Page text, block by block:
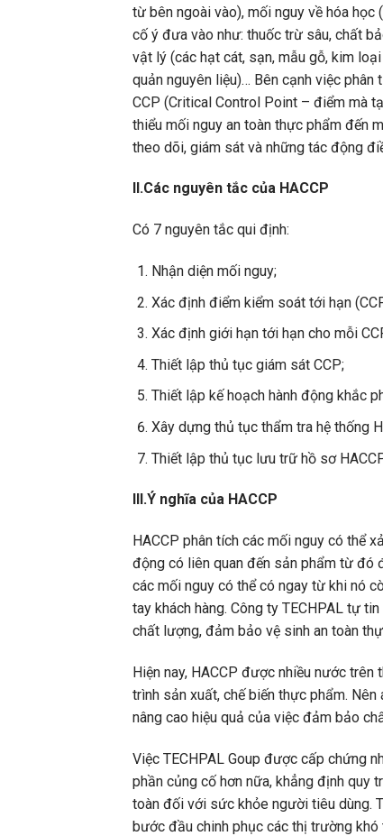
từ bên ngoài vào), mối nguy về hóa
cố ý đưa vào như: thuốc trừ sâu, chất
vật lý (các hạt cát, sạn, mẫu gỗ, kim
quản nguyên liệu)… Bên cạnh việc
CCP (Critical Control Point – điểm mà
thiểu mối nguy an toàn thực phẩm đến
theo dõi, giám sát và những tác động
II.Các nguyên tắc của HACCP
Có 7 nguyên tắc qui định:
Nhận diện mối nguy;
Xác định điểm kiểm soát tới hạn
Xác định giới hạn tới hạn cho mỗi
Thiết lập thủ tục giám sát CCP;
Thiết lập kế hoạch hành động khắc
Xây dựng thủ tục thẩm tra hệ thống
Thiết lập thủ tục lưu trữ hồ sơ
III.Ý nghĩa của HACCP
HACCP phân tích các mối nguy có thể
động có liên quan đến sản phẩm từ đó
các mối nguy có thể có ngay từ khi nó
tay khách hàng. Công ty TECHPAL tự
chất lượng, đảm bảo vệ sinh an toàn
Hiện nay, HACCP được nhiều nước
trình sản xuất, chế biến thực phẩm.
nâng cao hiệu quả của việc đảm bảo
Việc TECHPAL Goup được cấp chứng
phần củng cố hơn nữa, khẳng định quy
toàn đối với sức khỏe người tiêu dùng.
bước đầu chinh phục các thị trường khó